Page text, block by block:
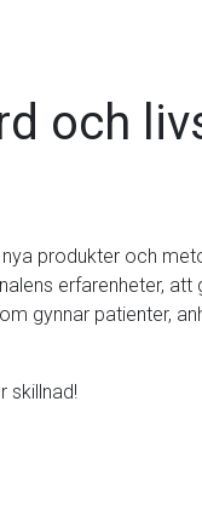
och
produkter och
erfarenheter, att
gynnar patienter,
skillnad!